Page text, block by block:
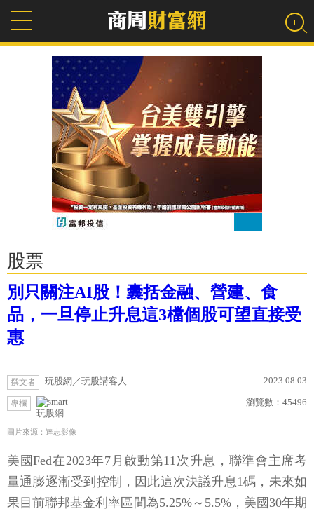
股票
別只關注AI股！囊括金融、營建、食
品，一旦停止升息這3檔個股可望直接受
惠
撰文者 玩股網／玩股講客人 2023.08.03
專欄
玩股網
瀏覽數： 45496
圖片來源：達志影像
美國Fed在2023年7月啟動第11次升息，聯準會主席考
量通膨逐漸受到控制，因此這次決議升息1碼，未來如
果目前聯邦基金利率區間為5.25%～5.5%，美國30年期